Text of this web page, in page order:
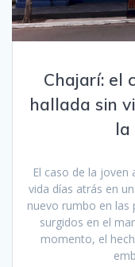
Chajarí: el
hallada sin
la
El caso de la joven
vida días atrás en
nuevo rumbo en las
surgidos en el
momento, el